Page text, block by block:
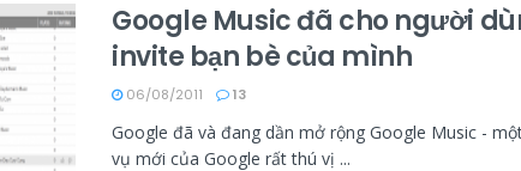
Google Music đã cho người
invite bạn bè của mình
06/08/2011 13
Google đã và đang dần mở rộng Google Music -
vụ mới của Google rất thú vị ...